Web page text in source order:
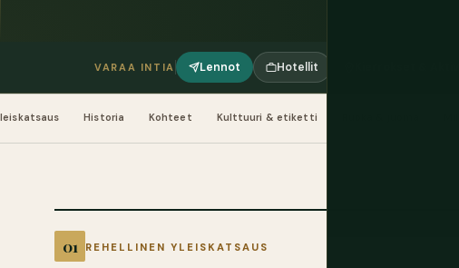
VARAA INTIA Lennot Hotellit
Historia Kohteet Kulttuuri & etiketti
REHELLINEN YLEISKATSAUS